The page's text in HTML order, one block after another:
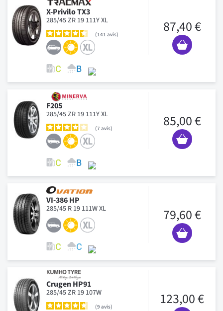
X-Privilo TX3
285/45 ZR 19 111Y XL
141 avis 87,40 €
F205
285/45 ZR 19 111Y XL
7 avis 85,00 €
VI-386 HP
285/45 R 19 111W XL 79,60 €
Crugen HP91
285/45 ZR 19 107W
9 avis 123,00 €